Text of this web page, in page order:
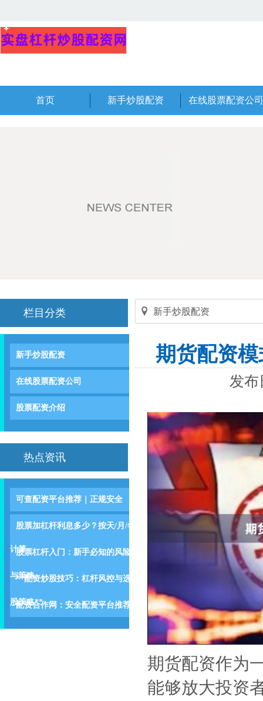
首页 新手炒股配资 在线股票配资公司
栏目分类
新手炒股配资
在线股票配资公司
股票配资介绍
热点资讯
可查配资平台推荐｜正规安全
股票加杠杆利息多少？按天/月/年
计算
股票杠杆入门：新手必知的风险
与策略
**配资炒股技巧：杠杆风控与选
股策略**
配资合作网：安全配资平台推荐
新手炒股配资
期货配资
发
期货配资作为
能够放大投资